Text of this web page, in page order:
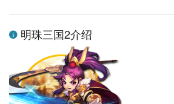
明珠三国2介绍